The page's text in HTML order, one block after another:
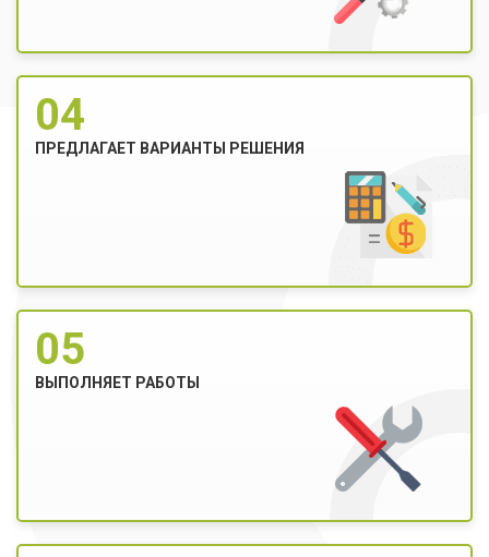
04
ПРЕДЛАГАЕТ ВАРИАНТЫ РЕШЕНИЯ
05
ВЫПОЛНЯЕТ РАБОТЫ